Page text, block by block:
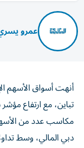
عمرو
أنهت أسواق الأسهم
تباين، مع ارتفاع
مكاسب عدد من
دبي المالي، وسط تداولات